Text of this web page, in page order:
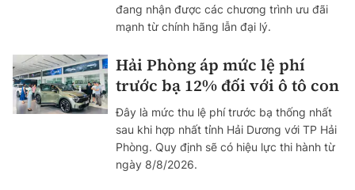
đang nhận được các chương trình ưu đãi
mạnh từ chính hãng lẫn đại lý.
Hải Phòng áp mức lệ phí
trước bạ 12% đối với ô tô con
Đây là mức thu lệ phí trước bạ thống nhất
sau khi hợp nhất tỉnh Hải Dương với TP Hải
Phòng. Quy định sẽ có hiệu lực thi hành từ
ngày 8/8/2026.